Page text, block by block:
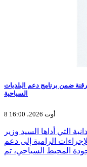
ضمن برنامج دعم البلديات
السياحية
8 أوت 2026، 16:00
التي أداها السيد وزير
الرامية إلى دعم